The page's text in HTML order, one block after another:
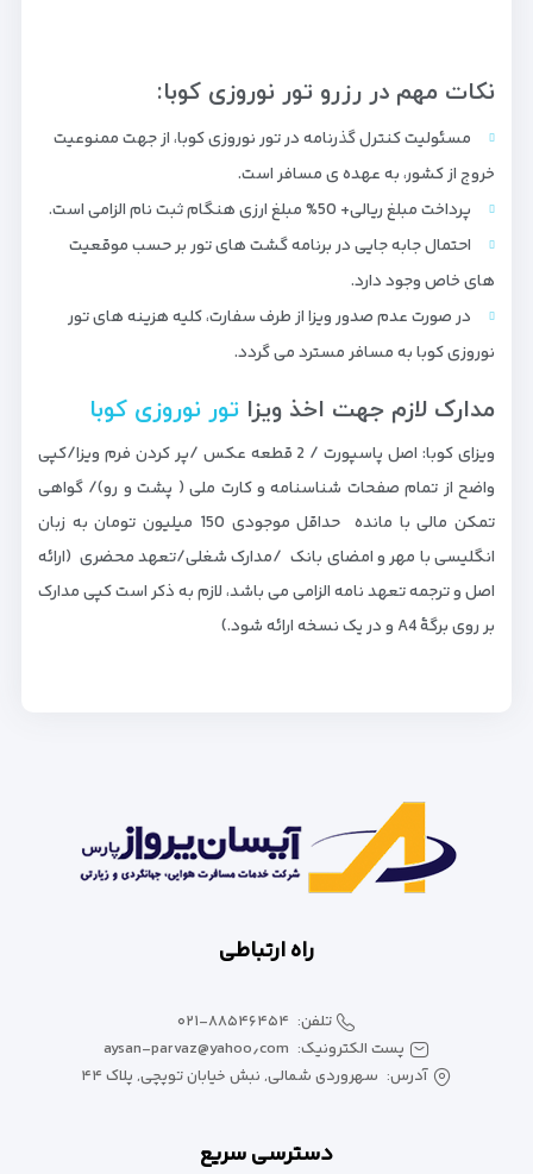
نکات مهم در رزرو تور نوروزی کوبا:
مسئولیت کنترل گذرنامه در تور نوروزی کوبا، از جهت ممنوعیت
خروج از کشور، به عهده ی مسافر است.
پرداخت مبلغ ریالی+ 50% مبلغ ارزی هنگام ثبت نام الزامی است.
احتمال جابه جایی در برنامه گشت های تور بر حسب موقعیت
های خاص وجود دارد.
در صورت عدم صدور ویزا از طرف سفارت، کلیه هزینه های تور
نوروزی کوبا به مسافر مسترد می گردد.
مدارک لازم جهت اخذ ویزا تور نوروزی کوبا
ویزای کوبا: اصل پاسپورت / 2 قطعه عکس /پر کردن فرم ویزا/کپی
واضح از تمام صفحات شناسنامه و کارت ملی ( پشت و رو)/ گواهی
تمکن مالی با مانده حداقل موجودی 150 میلیون تومان به زبان
انگلیسی با مهر و امضای بانک /مدارک شغلی/تعهد محضری (ارائه
اصل و ترجمه تعهد نامه الزامی می باشد، لازم به ذکر است کپی مدارک
بر روی برگۀ A4 و در یک نسخه ارائه شود.)
راه ارتباطی
تلفن: ۰۲۱-۸۸۵۴۶۴۵۴
پست الکترونیک: aysan-parvaz@yahoo٫com
آدرس: سهروردی شمالی, نبش خیابان توپچی, پلاک ۴۴
دسترسی سریع